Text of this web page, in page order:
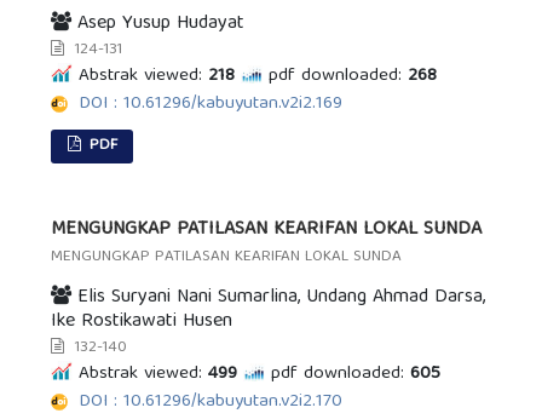
Asep Yusup Hudayat
124-131
Abstrak viewed: 218 pdf downloaded: 268
DOI : 10.61296/kabuyutan.v2i2.169
PDF
MENGUNGKAP PATILASAN KEARIFAN LOKAL SUNDA
MENGUNGKAP PATILASAN KEARIFAN LOKAL SUNDA
Elis Suryani Nani Sumarlina, Undang Ahmad Darsa,
Ike Rostikawati Husen
132-140
Abstrak viewed: 499 pdf downloaded: 605
DOI : 10.61296/kabuyutan.v2i2.170